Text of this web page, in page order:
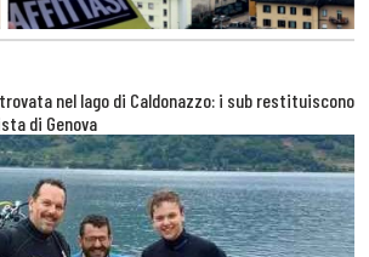
nel lago di Caldonazzo: i sub restituiscono
di Genova